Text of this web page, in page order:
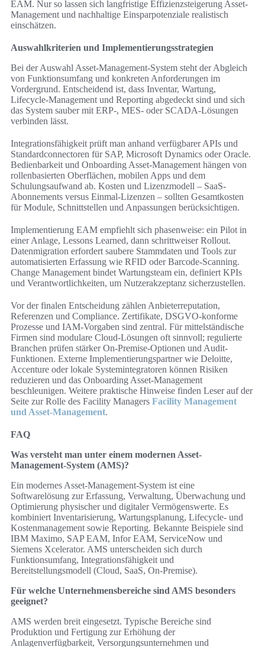
EAM. Nur so lassen sich langfristige Effizienzsteigerung Asset-
Management und nachhaltige Einsparpotenziale realistisch
einschätzen.
Auswahlkriterien und Implementierungsstrategien
Bei der Auswahl Asset-Management-System steht der Abgleich
von Funktionsumfang und konkreten Anforderungen im
Vordergrund. Entscheidend ist, dass Inventar, Wartung,
Lifecycle-Management und Reporting abgedeckt sind und sich
das System sauber mit ERP-, MES- oder SCADA-Lösungen
verbinden lässt.
Integrationsfähigkeit prüft man anhand verfügbarer APIs und
Standardconnectoren für SAP, Microsoft Dynamics oder Oracle.
Bedienbarkeit und Onboarding Asset-Management hängen von
rollenbasierten Oberflächen, mobilen Apps und dem
Schulungsaufwand ab. Kosten und Lizenzmodell – SaaS-
Abonnements versus Einmal-Lizenzen – sollten Gesamtkosten
für Module, Schnittstellen und Anpassungen berücksichtigen.
Implementierung EAM empfiehlt sich phasenweise: ein Pilot in
einer Anlage, Lessons Learned, dann schrittweiser Rollout.
Datenmigration erfordert saubere Stammdaten und Tools zur
automatisierten Erfassung wie RFID oder Barcode-Scanning.
Change Management bindet Wartungsteam ein, definiert KPIs
und Verantwortlichkeiten, um Nutzerakzeptanz sicherzustellen.
Vor der finalen Entscheidung zählen Anbieterreputation,
Referenzen und Compliance. Zertifikate, DSGVO-konforme
Prozesse und IAM-Vorgaben sind zentral. Für mittelständische
Firmen sind modulare Cloud-Lösungen oft sinnvoll; regulierte
Branchen prüfen stärker On-Premise-Optionen und Audit-
Funktionen. Externe Implementierungspartner wie Deloitte,
Accenture oder lokale Systemintegratoren können Risiken
reduzieren und das Onboarding Asset-Management
beschleunigen. Weitere praktische Hinweise finden Leser auf der
Seite zur Rolle des Facility Managers Facility Management
und Asset-Management.
FAQ
Was versteht man unter einem modernen Asset-
Management-System (AMS)?
Ein modernes Asset-Management-System ist eine
Softwarelösung zur Erfassung, Verwaltung, Überwachung und
Optimierung physischer und digitaler Vermögenswerte. Es
kombiniert Inventarisierung, Wartungsplanung, Lifecycle- und
Kostenmanagement sowie Reporting. Bekannte Beispiele sind
IBM Maximo, SAP EAM, Infor EAM, ServiceNow und
Siemens Xcelerator. AMS unterscheiden sich durch
Funktionsumfang, Integrationsfähigkeit und
Bereitstellungsmodell (Cloud, SaaS, On-Premise).
Für welche Unternehmensbereiche sind AMS besonders
geeignet?
AMS werden breit eingesetzt. Typische Bereiche sind
Produktion und Fertigung zur Erhöhung der
Anlagenverfügbarkeit, Versorgungsunternehmen und